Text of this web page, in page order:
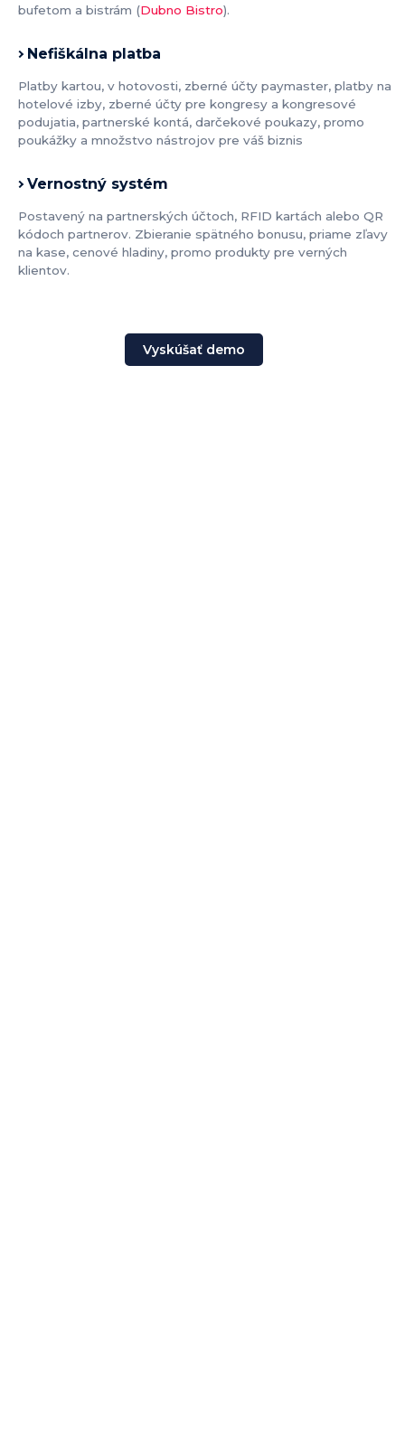
bufetom a bistrám (Dubno Bistro).
Nefiškálna platba
Platby kartou, v hotovosti, zberné účty paymaster, platby na
hotelové izby, zberné účty pre kongresy a kongresové
podujatia, partnerské kontá, darčekové poukazy, promo
poukážky a množstvo nástrojov pre váš biznis
Vernostný systém
Postavený na partnerských účtoch, RFID kartách alebo QR
kódoch partnerov. Zbieranie spätného bonusu, priame zľavy
na kase, cenové hladiny, promo produkty pre verných
klientov.
Vyskúšať demo